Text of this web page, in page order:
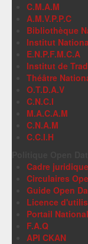
C.M.A.M
A.M.V.P.P.C
Bibliothèque
Institut
E.N.P.F.M.C.A
Institut de
Théâtre
O.T.D.A.V
C.N.C.I
M.A.C.A.M
C.N.A.M
C.C.I.H
Cadre
Circulaires
Guide Open
Licence
Portail
F.A.Q
API CKAN